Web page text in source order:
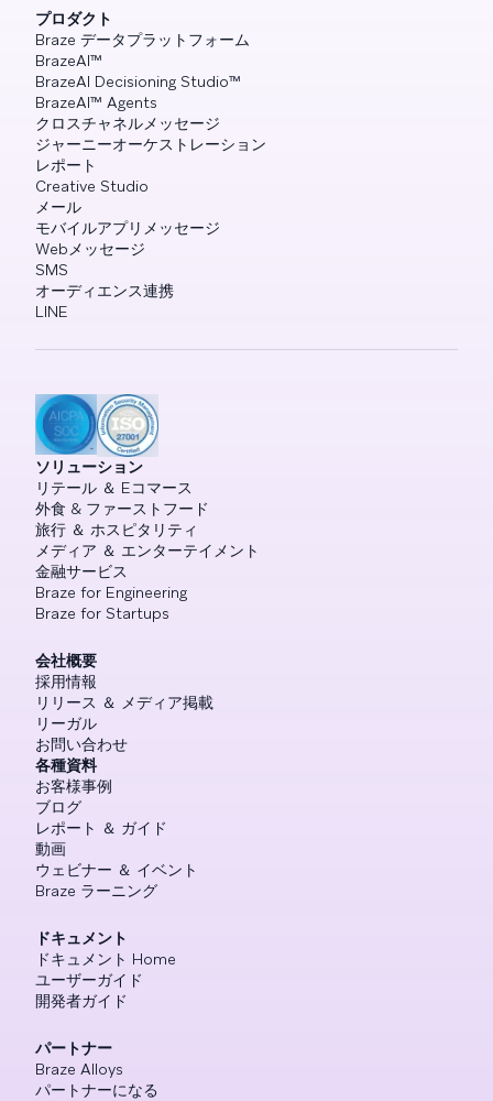
プロダクト
Braze データプラットフォーム
BrazeAI™
BrazeAI Decisioning Studio™
BrazeAI™ Agents
クロスチャネルメッセージ
ジャーニーオーケストレーション
レポート
Creative Studio
メール
モバイルアプリメッセージ
Webメッセージ
SMS
オーディエンス連携
LINE
ソリューション
リテール ＆ Eコマース
外食 & ファーストフード
旅行 ＆ ホスピタリティ
メディア ＆ エンターテイメント
金融サービス
Braze for Engineering
Braze for Startups
会社概要
採用情報
リリース ＆ メディア掲載
リーガル
お問い合わせ
各種資料
お客様事例
ブログ
レポート ＆ ガイド
動画
ウェビナー ＆ イベント
Braze ラーニング
ドキュメント
ドキュメント Home
ユーザーガイド
開発者ガイド
パートナー
Braze Alloys
パートナーになる